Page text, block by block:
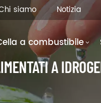
siamo Notizia
a combustibile
A